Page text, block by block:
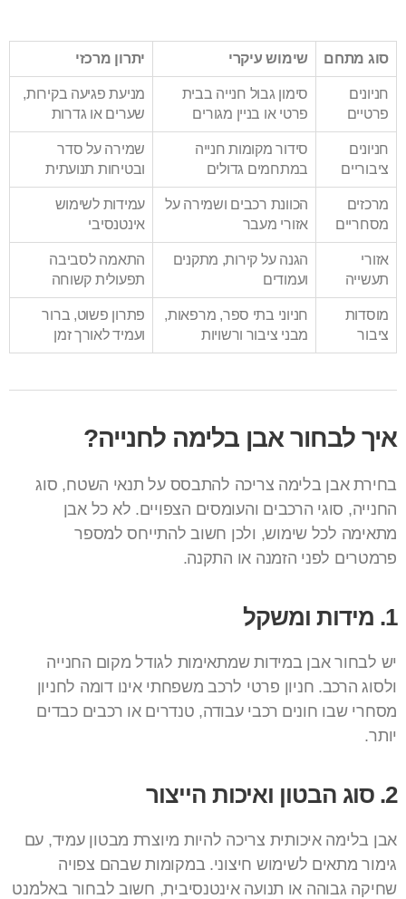
סוג מתחם שימוש עיקרי יתרון מרכזי
חניונים
פרטיים
סימון גבול חנייה בבית
פרטי או בניין מגורים
מניעת פגיעה בקירות,
שערים או גדרות
חניונים
ציבוריים
סידור מקומות חנייה
במתחמים גדולים
שמירה על סדר
ובטיחות תנועתית
מרכזים
מסחריים
הכוונת רכבים ושמירה על
אזורי מעבר
עמידות לשימוש
אינטנסיבי
אזורי
תעשייה
הגנה על קירות, מתקנים
ועמודים
התאמה לסביבה
תפעולית קשוחה
מוסדות
ציבור
חניוני בתי ספר, מרפאות,
מבני ציבור ורשויות
פתרון פשוט, ברור
ועמיד לאורך זמן
איך לבחור אבן בלימה לחנייה?
בחירת אבן בלימה צריכה להתבסס על תנאי השטח, סוג
החנייה, סוגי הרכבים והעומסים הצפויים. לא כל אבן
מתאימה לכל שימוש, ולכן חשוב להתייחס למספר
פרמטרים לפני הזמנה או התקנה.
1. מידות ומשקל
יש לבחור אבן במידות שמתאימות לגודל מקום החנייה
ולסוג הרכב. חניון פרטי לרכב משפחתי אינו דומה לחניון
מסחרי שבו חונים רכבי עבודה, טנדרים או רכבים כבדים
יותר.
2. סוג הבטון ואיכות הייצור
אבן בלימה איכותית צריכה להיות מיוצרת מבטון עמיד, עם
גימור מתאים לשימוש חיצוני. במקומות שבהם צפויה
שחיקה גבוהה או תנועה אינטנסיבית, חשוב לבחור באלמנט